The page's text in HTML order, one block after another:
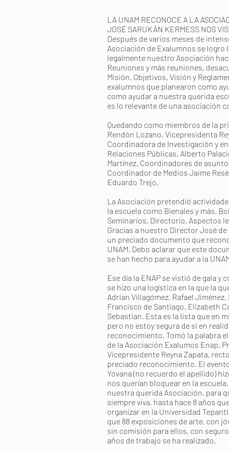
LA UNAM RECONOCE A LA
JOSÉ SARUKÁN KERMESS NOS
Después de varios meses de
Asociación de Exalumnos se
legalmente nuestro Asociación
Reuniones y más reuniones,
Misión, Objetivos, Visión y
exalumnos que planearon como
como ayudar a nuestra querida
es lo relevante de una asociación
Quedando como miembros de la
Rendón Lozano, Vicepresidenta
Coordinadora de Investigación y
Relaciones Públicas, Alberto
Martínez, Coordinadores de
Coordinador de Medios Jaime
Eduardo Trejo.
La Asociación pretendió
la escuela como Bienales y más.
Seminarios, Directorio, Aspectos
Gracias a nuestro Director José de
un preciado documento que
UNAM. Debo aclarar que este
se han hecho para ayudar a la
Ese día la ENAP se vistió de gala
se hizo una logística en la que la
Adrian Villagómez, Rafael
Francisco de Santiago, Elizabeth
Sebastian. Esta es la lista que en
pero no estoy segura de si en
reconocimiento. Tomó la palabra
de la Asociación Exalumos Enap,
Vicepresidente Reyna Zapata,
preciado reconocimiento. El
Yovana (no recuerdo el apellido)
nos querían bloquear en la
nuestra querida Asociación, para
siempre viva, hasta hace 8 años
organizar en la Universidad
que 88 exposiciones de arte, con
sin comisión para ellos, con
años de trabajo se ha realizado.